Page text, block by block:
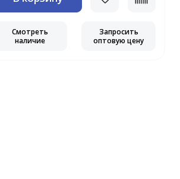
Смотреть
наличие
Запросить
оптовую цену